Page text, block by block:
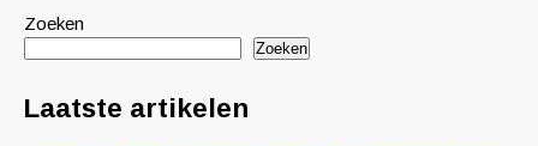
Zoeken
Zoeken
Laatste artikelen